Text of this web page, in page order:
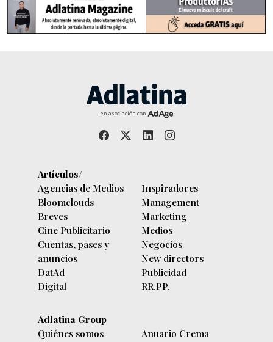
en asociación con
Artículos/
Agencias de Medios
Bloomclouds
Breves
Cine Publicitario
Cuentas, pases y
anuncios
DatAd
Digital
Inspiradores
Management
Marketing
Medios
Negocios
New directors
Publicidad
RR.PP.
Adlatina Group
Quiénes somos
Anuario Crema